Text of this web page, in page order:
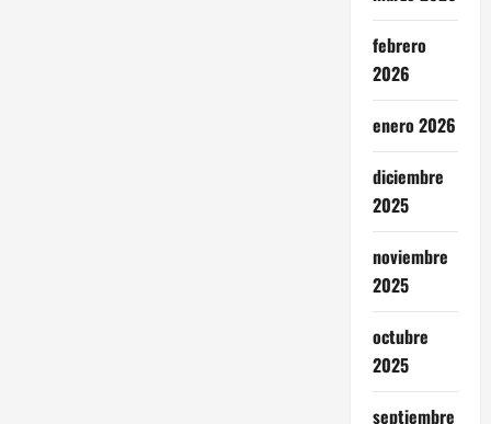
febrero
2026
enero 2026
diciembre
2025
noviembre
2025
octubre
2025
septiembre